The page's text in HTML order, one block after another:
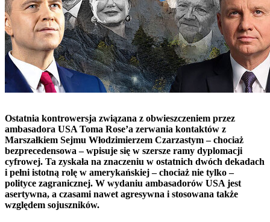
Ostatnia kontrowersja związana z obwieszczeniem przez
ambasadora USA Toma Rose’a zerwania kontaktów z
Marszałkiem Sejmu Włodzimierzem Czarzastym – chociaż
bezprecedensowa – wpisuje się w szersze ramy dyplomacji
cyfrowej. Ta zyskała na znaczeniu w ostatnich dwóch dekadach
i pełni istotną rolę w amerykańskiej – chociaż nie tylko –
polityce zagranicznej. W wydaniu ambasadorów USA jest
asertywna, a czasami nawet agresywna i stosowana także
względem sojuszników.